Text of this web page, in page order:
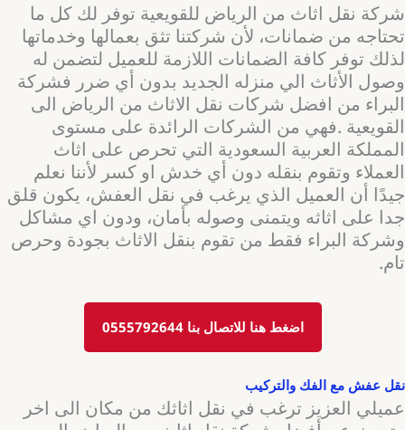
شركة نقل اثاث من الرياض للقويعية توفر لك كل ما
تحتاجه من ضمانات، لأن شركتنا تثق بعمالها وخدماتها
لذلك توفر كافة الضمانات اللازمة للعميل لتضمن له
وصول الأثاث الي منزله الجديد بدون أي ضرر فشركة
البراء من افضل شركات نقل الاثاث من الرياض الى
القويعية .فهي من الشركات الرائدة على مستوى
المملكة العربية السعودية التي تحرص على اثاث
العملاء وتقوم بنقله دون أي خدش او كسر لأننا نعلم
جيدًا أن العميل الذي يرغب في نقل العفش، يكون قلق
جدا على اثاثه ويتمنى وصوله بأمان، ودون اي مشاكل
وشركة البراء فقط من تقوم بنقل الاثاث بجودة وحرص
تام.
اضغط هنا للاتصال بنا 0555792644
نقل عفش مع الفك والتركيب
عميلي العزيز ترغب في نقل اثاثك من مكان الى اخر